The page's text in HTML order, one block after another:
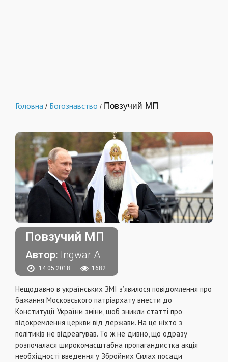
Головна / Богознавство / Повзучий МП
Повзучий МП
Автор: Ingwar A
14.05.2018 1682
Нещодавно в українських ЗМІ з’явилося повідомлення про
бажання Московського патріархату внести до
Конституції України зміни, щоб зникли статті про
відокремлення церкви від держави. На це ніхто з
політиків не відреагував. То ж не дивно, що одразу
розпочалася широкомасштабна пропагандистка акція
необхідності введення у Збройних Силах посади